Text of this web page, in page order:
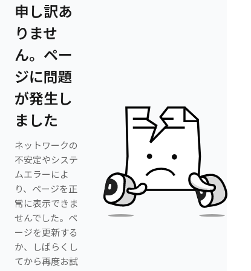
申し訳あ
りませ
ん。ペー
ジに問題
が発生し
ました
ネットワークの
不安定やシステ
ムエラーによ
り、ページを正
常に表示できま
せんでした。ペ
ージを更新する
か、しばらくし
てから再度お試